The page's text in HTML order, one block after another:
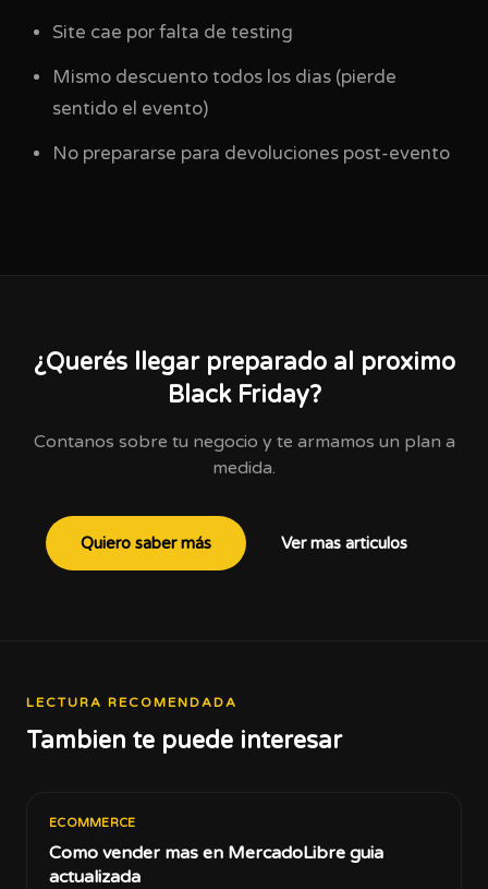
Site cae por falta de testing
Mismo descuento todos los dias (pierde
sentido el evento)
No prepararse para devoluciones post-evento
¿Querés llegar preparado al proximo
Black Friday?
Contanos sobre tu negocio y te armamos un plan a
medida.
Quiero saber más Ver mas articulos
LECTURA RECOMENDADA
Tambien te puede interesar
ECOMMERCE
Como vender mas en MercadoLibre guia
actualizada